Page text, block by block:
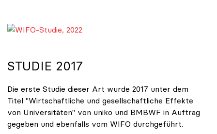
STUDIE 2017
Die erste Studie dieser Art wurde 2017 unter dem
Titel "Wirtschaftliche und gesellschaftliche Effekte
von Universitäten" von uniko und BMBWF in Auftrag
gegeben und ebenfalls vom WIFO durchgeführt.